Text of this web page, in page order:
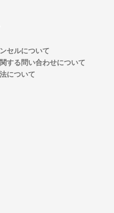
セルについて
する問い合わせについて
について